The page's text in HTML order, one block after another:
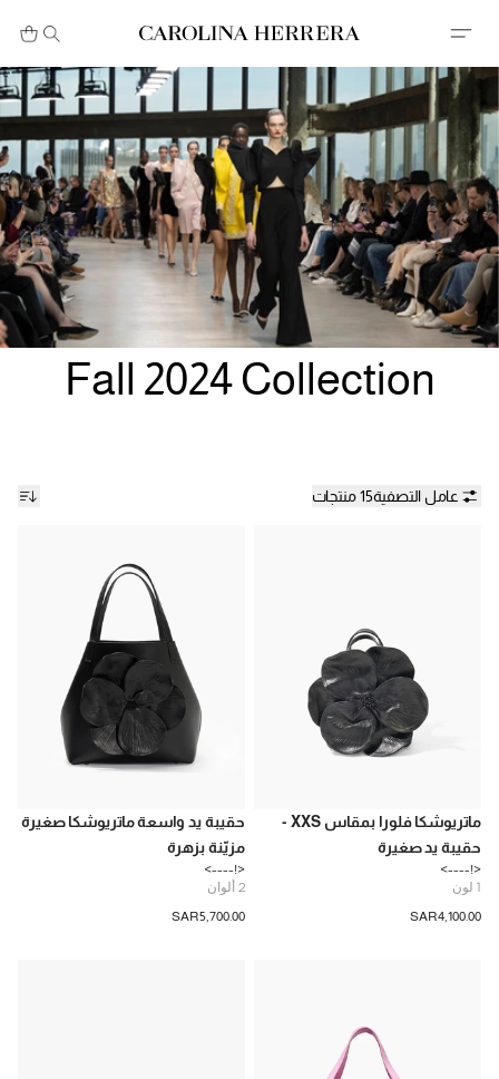
بيان إمكانية الوصول (الرابط)
Fall 2024 Collection
عامل التصفية15 منتجات
ماتريوشكا فلورا بمقاس XXS -
حقيبة يد صغيرة
<!---->
1 لون
SAR‌4,100.00
حقيبة يد واسعة ماتريوشكا صغيرة
مزيّنة بزهرة
<!---->
2 ألوان
SAR‌5,700.00